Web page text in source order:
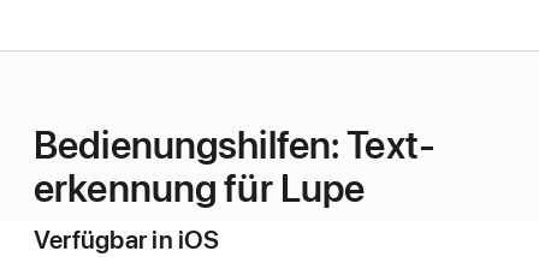
Bedie­nungs­hilfen: Text­
erkennung für Lupe
Verfügbar in iOS